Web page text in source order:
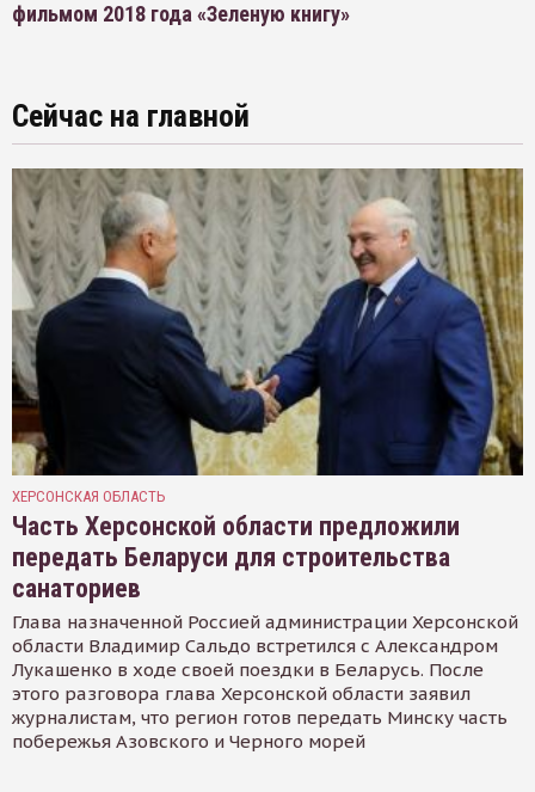
фильмом 2018 года «Зеленую книгу»
Сейчас на главной
ХЕРСОНСКАЯ ОБЛАСТЬ
Часть Херсонской области предложили
передать Беларуси для строительства
санаториев
Глава назначенной Россией администрации Херсонской
области Владимир Сальдо встретился с Александром
Лукашенко в ходе своей поездки в Беларусь. После
этого разговора глава Херсонской области заявил
журналистам, что регион готов передать Минску часть
побережья Азовского и Черного морей